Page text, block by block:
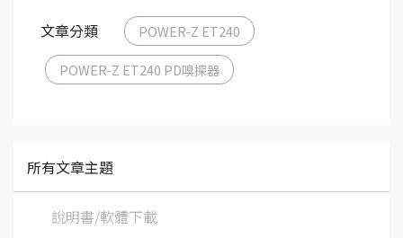
文章分類 POWER-Z ET240
POWER-Z ET240 PD嗅探器
所有文章主題
說明書/軟體下載